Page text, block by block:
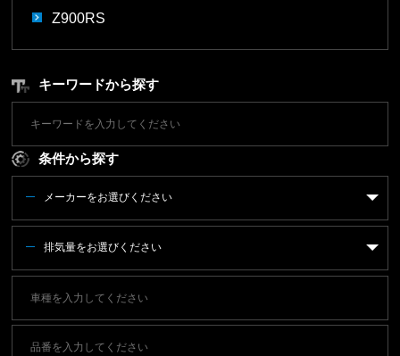
Z900RS
キーワードから探す
条件から探す
メーカーをお選びください
排気量をお選びください